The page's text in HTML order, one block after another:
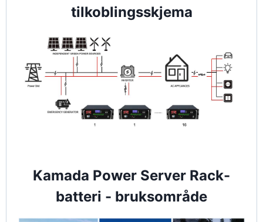
tilkoblingsskjema
Kamada Power Server Rack-
batteri - bruksområde